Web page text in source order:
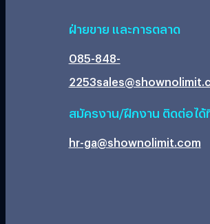
ฝ่ายขาย และการตลาด
085-848-
2253
สมัครงาน/ฝึกงาน ติดต่อได้
hr-ga@shownolimit.com